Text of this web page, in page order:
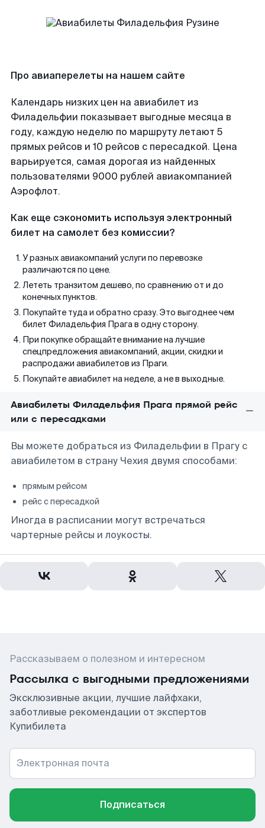
Про авиаперелеты на нашем сайте
Календарь низких цен на авиабилет из
Филадельфии показывает выгодные месяца в
году, каждую неделю по маршруту летают 5
прямых рейсов и 10 рейсов с пересадкой. Цена
варьируется, самая дорогая из найденных
пользователями 9000 рублей авиакомпанией
Аэрофлот.
Как еще сэкономить используя электронный
билет на самолет без комиссии?
У разных авиакомпаний услуги по перевозке
различаются по цене.
Лететь транзитом дешево, по сравнению от и до
конечных пунктов.
Покупайте туда и обратно сразу. Это выгоднее чем
билет Филадельфия Прага в одну сторону.
При покупке обращайте внимание на лучшие
спецпредложения авиакомпаний, акции, скидки и
распродажи авиабилетов из Праги.
Покупайте авиабилет на неделе, а не в выходные.
Авиабилеты Филадельфия Прага прямой рейс
или с пересадками
Вы можете добраться из Филадельфии в Прагу с
авиабилетом в страну Чехия двумя способами:
прямым рейсом
рейс с пересадкой
Иногда в расписании могут встречаться
чартерные рейсы и лоукосты.
Рассказываем о полезном и интересном
Рассылка с выгодными предложениями
Эксклюзивные акции, лучшие лайфхаки,
заботливые рекомендации от экспертов
Купибилета
Электронная почта
Подписаться